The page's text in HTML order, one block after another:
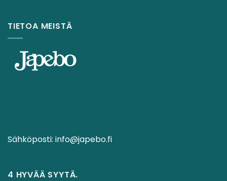
TIETOA MEISTÄ
Sähköposti: info@japebo.fi
4 HYVÄÄ SYYTÄ.